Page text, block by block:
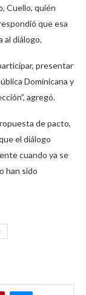
Cuello, quién
que esa
al diálogo.
presentar
Dominicana y
agregó.
de pacto,
el diálogo
cuando ya se
han sido